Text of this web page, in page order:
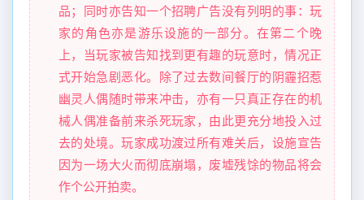
品；同时亦告知一个招聘广告没有列明的事：玩
家的角色亦是游乐设施的一部分。在第二个晚
上，当玩家被告知找到更有趣的玩意时，情况正
式开始急剧恶化。除了过去数间餐厅的阴霾招惹
幽灵人偶随时带来冲击，亦有一只真正存在的机
械人偶准备前来杀死玩家，由此更充分地投入过
去的处境。玩家成功渡过所有难关后，设施宣告
因为一场大火而彻底崩塌，废墟残馀的物品将会
作个公开拍卖。